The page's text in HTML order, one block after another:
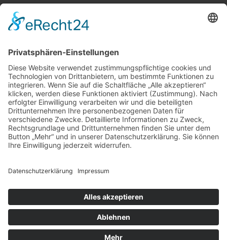
Cookie-Einstellungen
Kontakt
Login
Impressum